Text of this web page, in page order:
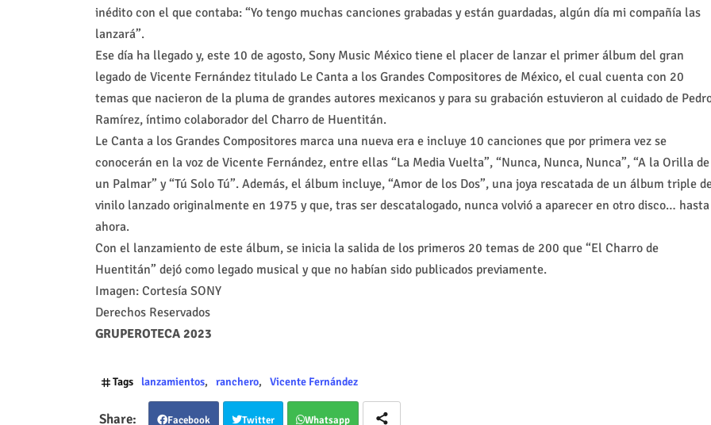
inédito con el que contaba: “Yo tengo muchas canciones grabadas y están guardadas, algún día mi compañía las
lanzará”.
Ese día ha llegado y, este 10 de agosto, Sony Music México tiene el placer de lanzar el primer álbum del gran
legado de Vicente Fernández titulado Le Canta a los Grandes Compositores de México, el cual cuenta con 20
temas que nacieron de la pluma de grandes autores mexicanos y para su grabación estuvieron al cuidado de
Ramírez, íntimo colaborador del Charro de Huentitán.
Le Canta a los Grandes Compositores marca una nueva era e incluye 10 canciones que por primera vez se
conocerán en la voz de Vicente Fernández, entre ellas “La Media Vuelta”, “Nunca, Nunca, Nunca”, “A la Orilla de
un Palmar” y “Tú Solo Tú”. Además, el álbum incluye, “Amor de los Dos”, una joya rescatada de un álbum triple
vinilo lanzado originalmente en 1975 y que, tras ser descatalogado, nunca volvió a aparecer en otro disco… hasta
ahora.
Con el lanzamiento de este álbum, se inicia la salida de los primeros 20 temas de 200 que “El Charro de
Huentitán” dejó como legado musical y que no habían sido publicados previamente.
Imagen: Cortesía SONY
Derechos Reservados
GRUPEROTECA 2023
Tags lanzamientos ranchero Vicente Fernández
Facebook Twitter Whatsapp